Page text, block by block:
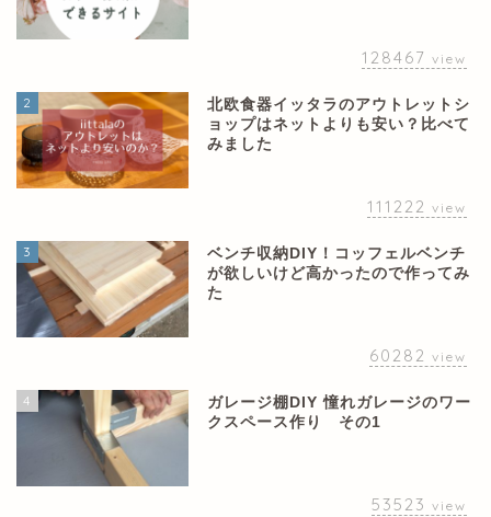
128467 view
2
北欧食器イッタラのアウトレットシ
ョップはネットよりも安い？比べて
みました
111222 view
3
ベンチ収納DIY！コッフェルベンチ
が欲しいけど高かったので作ってみ
た
60282 view
4
ガレージ棚DIY 憧れガレージのワー
クスペース作り その1
53523 view